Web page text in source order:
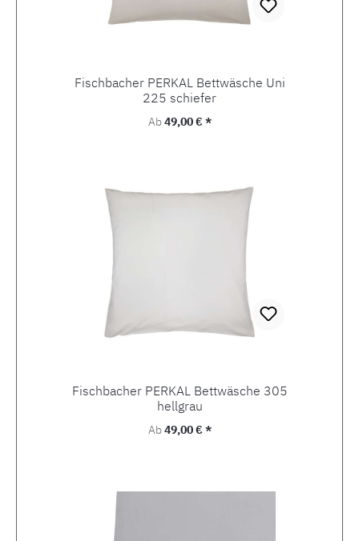
Fischbacher PERKAL Bettwäsche Uni
225 schiefer
Regulärer Preis:
Ab49,00 € *
Fischbacher PERKAL Bettwäsche 305
hellgrau
Regulärer Preis:
Ab49,00 € *